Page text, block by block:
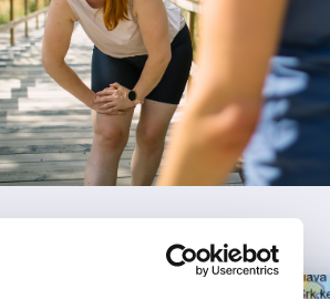
tutkia
tuloksia
tai